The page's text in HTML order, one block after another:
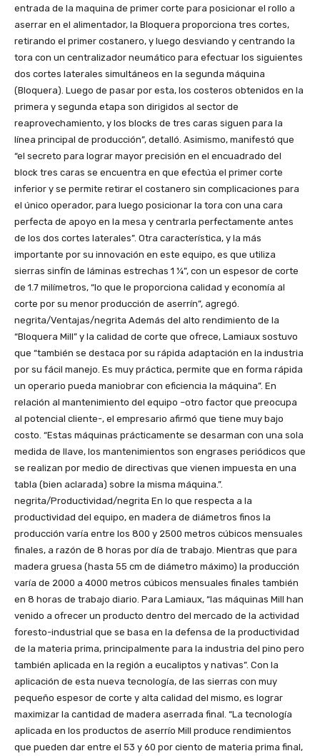
entrada de la maquina de primer corte para posicionar el rollo a
aserrar en el alimentador, la Bloquera proporciona tres cortes,
retirando el primer costanero, y luego desviando y centrando la
tora con un centralizador neumático para efectuar los siguientes
dos cortes laterales simultáneos en la segunda máquina
(Bloquera). Luego de pasar por esta, los costeros obtenidos en la
primera y segunda etapa son dirigidos al sector de
reaprovechamiento, y los blocks de tres caras siguen para la
línea principal de producción”, detalló. Asimismo, manifestó que
“el secreto para lograr mayor precisión en el encuadrado del
block tres caras se encuentra en que efectúa el primer corte
inferior y se permite retirar el costanero sin complicaciones para
el único operador, para luego posicionar la tora con una cara
perfecta de apoyo en la mesa y centrarla perfectamente antes
de los dos cortes laterales”. Otra característica, y la más
importante por su innovación en este equipo, es que utiliza
sierras sinfín de láminas estrechas 1 ¼”, con un espesor de corte
de 1.7 milímetros, “lo que le proporciona calidad y economía al
corte por su menor producción de aserrín”, agregó.
negrita/Ventajas/negrita Además del alto rendimiento de la
“Bloquera Mill” y la calidad de corte que ofrece, Lamiaux sostuvo
que “también se destaca por su rápida adaptación en la industria
por su fácil manejo. Es muy práctica, permite que en forma rápida
un operario pueda maniobrar con eficiencia la máquina”. En
relación al mantenimiento del equipo –otro factor que preocupa
al potencial cliente-, el empresario afirmó que tiene muy bajo
costo. “Estas máquinas prácticamente se desarman con una sola
medida de llave, los mantenimientos son engrases periódicos que
se realizan por medio de directivas que vienen impuesta en una
tabla (bien aclarada) sobre la misma máquina.”.
negrita/Productividad/negrita En lo que respecta a la
productividad del equipo, en madera de diámetros finos la
producción varía entre los 800 y 2500 metros cúbicos mensuales
finales, a razón de 8 horas por día de trabajo. Mientras que para
madera gruesa (hasta 55 cm de diámetro máximo) la producción
varía de 2000 a 4000 metros cúbicos mensuales finales también
en 8 horas de trabajo diario. Para Lamiaux, “las máquinas Mill han
venido a ofrecer un producto dentro del mercado de la actividad
foresto-industrial que se basa en la defensa de la productividad
de la materia prima, principalmente para la industria del pino pero
también aplicada en la región a eucaliptos y nativas”. Con la
aplicación de esta nueva tecnología, de las sierras con muy
pequeño espesor de corte y alta calidad del mismo, es lograr
maximizar la cantidad de madera aserrada final. “La tecnología
aplicada en los productos de aserrío Mill produce rendimientos
que pueden dar entre el 53 y 60 por ciento de materia prima final,